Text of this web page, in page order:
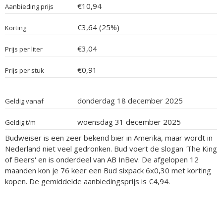
Aanbieding prijs €10,94
Korting €3,64 (25%)
Prijs per liter €3,04
Prijs per stuk €0,91
Geldig vanaf donderdag 18 december 2025
Geldig t/m
woensdag 31 december 2025
Budweiser is een zeer bekend bier in Amerika, maar wordt in
Nederland niet veel gedronken. Bud voert de slogan 'The King
of Beers' en is onderdeel van AB InBev. De afgelopen 12
maanden kon je 76 keer een Bud sixpack 6x0,30 met korting
kopen. De gemiddelde aanbiedingsprijs is €4,94.